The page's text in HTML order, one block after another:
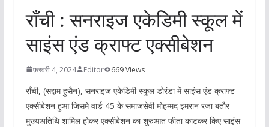
राँची : सनराइज एकेडिमी स्कूल में
साइंस एंड क्राफ्ट एक्सीबेशन
फ़रवरी 4, 2024 Editor 669 Views
राँची, (सद्दाम हुसैन), सनराइज एकेडिमी स्कूल डोरंडा में साइंस एंड क्राफ्ट
एक्सीबेशन हुआ जिसमे वार्ड 45 के समाजसेवी मोहम्मद इमरान रजा बतौर
मुख्यअतिथि शामिल होकर एक्सीबेशन का शुरुआत फीता काटकर किए साइंस